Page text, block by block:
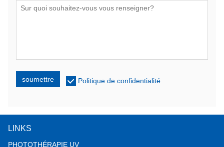
soumettre Politique de confidentialité
LINKS
PHOTOTHÉRAPIE UV